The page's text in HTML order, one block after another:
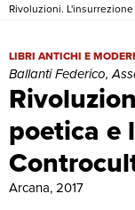
Rivoluzioni.
poetica e
Rivoluzioni.
LIBRI ANTICHI E
Ballanti Federico,
Arcana, 2017